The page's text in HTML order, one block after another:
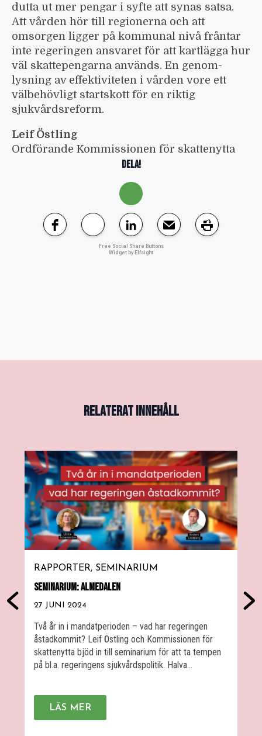
dutta ut mer pengar i syfte att synas satsa.
Att vården hör till regionerna och att
omsorgen ligger på kommunal nivå fråntar
inte regeringen ansvaret för att kartlägga hur
väl skatte­pengarna används. En genom­
lysning av effektiviteten i vården vore ett
välbehövligt startskott för en riktig
sjukvårds­reform.
Leif Östling
Ordförande Kommissionen för skattenytta
DELA!
Free Social Share Buttons
Widget by Elfsight
RELATERAT INNEHÅLL
RAPPORTER SEMINARIUM
SEMINARIUM: ALMEDALEN
27 JUNI 2024
Två år in i mandatperioden – vad har regeringen
åstadkommit? Leif Östling och Kommissionen för
skattenytta bjöd in till seminarium för att ta tempen
på bl.a. regeringens sjukvårdspolitik. Halva
Schenström, vd på tankesmedjan Fores, och Anders
Lindberg, politisk chefredaktör på Aftonbladet.
LÄS MER